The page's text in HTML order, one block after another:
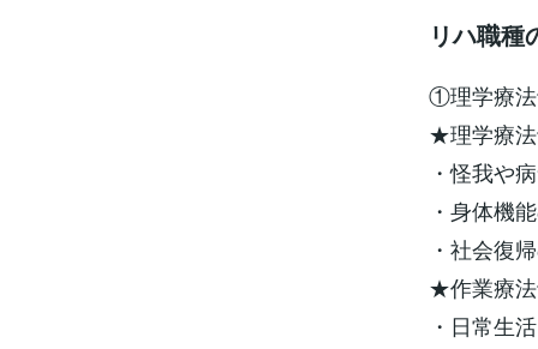
リハ職種
①理学療
★理学療
・怪我や
・身体機
・社会復
★作業療
・日常生